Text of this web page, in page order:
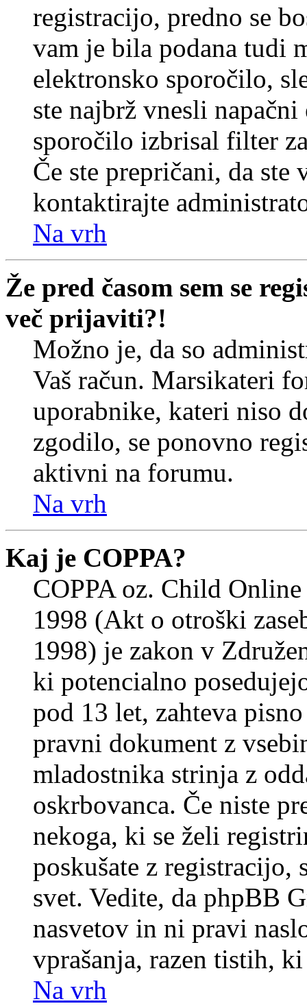
registracijo, predno se
vam je bila podana tudi
elektronsko sporočilo,
ste najbrž vnesli
sporočilo izbrisal filter
Če ste prepričani, da
kontaktirajte
Na vrh
Že pred časom sem se
več prijaviti?!
Možno je, da so
Vaš račun. Marsikateri
uporabnike, kateri niso
zgodilo, se ponovno
aktivni na forumu.
Na vrh
Kaj je COPPA?
COPPA oz. Child
1998 (Akt o otroški
1998) je zakon v
ki potencialno
pod 13 let, zahteva
pravni dokument z
mladostnika strinja z
oskrbovanca. Če niste
nekoga, ki se želi
poskušate z registracijo,
svet. Vedite, da phpBB
nasvetov in ni pravi
vprašanja, razen tistih,
Na vrh